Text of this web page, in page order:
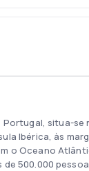
Portugal, situa-se
Ibérica, às
o Oceano
de 500.000